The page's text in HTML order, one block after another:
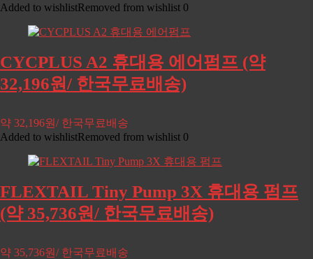
Added to wishlistRemoved from wishlist 0
CYCPLUS A2 휴대용 에어펌프 (약
32,196원/ 한국무료배송)
약 32,196원/ 한국무료배송
Added to wishlistRemoved from wishlist 0
FLEXTAIL Tiny Pump 3X 휴대용 펌프
(약 35,736원/ 한국무료배송)
약 35,736원/ 한국무료배송